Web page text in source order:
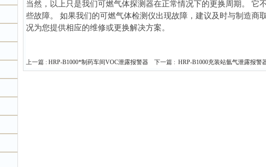
当然，以上只是我们可燃气体探测器在正常情况下的更换周期。 它
些故障。 如果我们的可燃气体检测仪出现故障，建议及时与制造商
况为您提供相应的维修或更换解决方案。
上一篇 : HRP-B1000*制药车间VOC泄露报警器 下一篇 : HRP-B1000充装站氩气泄露报警